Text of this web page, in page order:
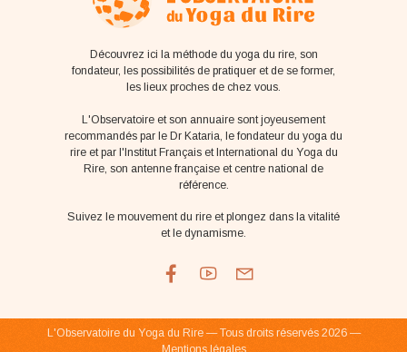
Découvrez ici la méthode du yoga du rire, son
fondateur, les possibilités de pratiquer et de se former,
les lieux proches de chez vous.
L'Observatoire et son annuaire sont joyeusement
recommandés par le Dr Kataria, le fondateur du yoga du
rire et par l'Institut Français et International du Yoga du
Rire, son antenne française et centre national de
référence.
Suivez le mouvement du rire et plongez dans la vitalité
et le dynamisme.
L'Observatoire du Yoga du Rire — Tous droits réservés 2026 —
Mentions légales